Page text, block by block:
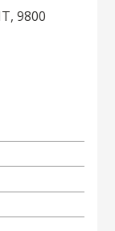
9800